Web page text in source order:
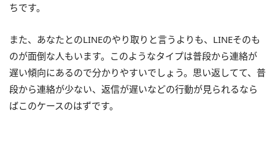
ちです。
また、あなたとのLINEのやり取りと言うよりも、LINEそのも
のが面倒な人もいます。このようなタイプは普段から連絡が
遅い傾向にあるので分かりやすいでしょう。思い返してて、普
段から連絡が少ない、返信が遅いなどの行動が見られるなら
ばこのケースのはずです。